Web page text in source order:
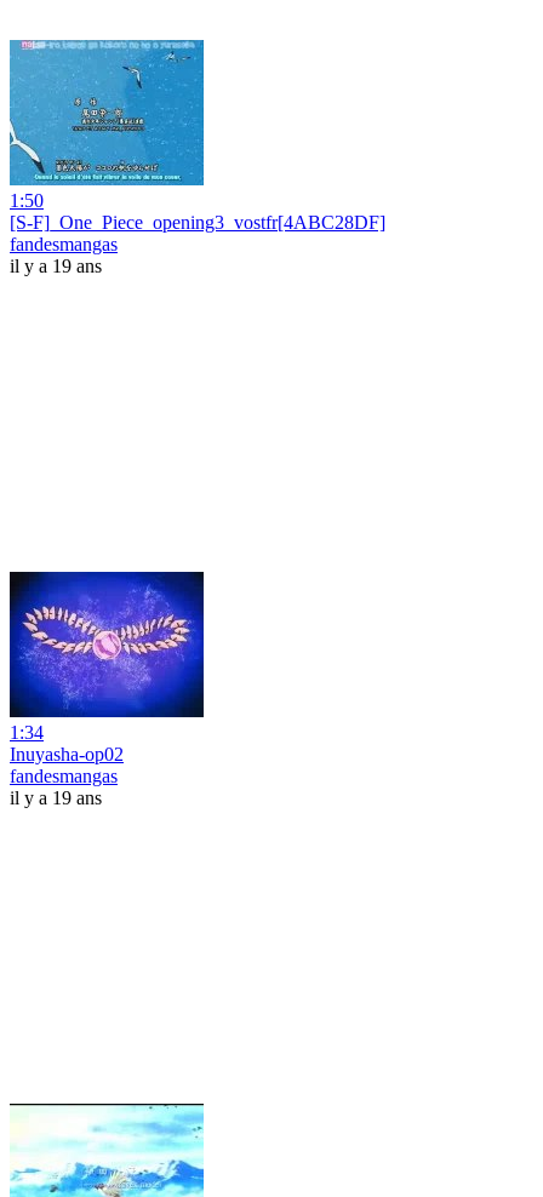
1:50
[S-F]_One_Piece_opening3_vostfr[4ABC28DF]
fandesmangas
il y a 19 ans
1:34
Inuyasha-op02
fandesmangas
il y a 19 ans